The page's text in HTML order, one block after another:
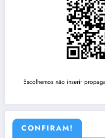
Escolhemos não inserir
CONFIRAM!